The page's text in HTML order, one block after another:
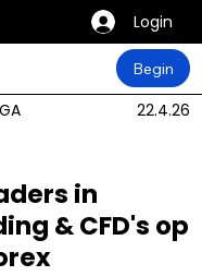
Login
Begin
22.4.26
in
& CFD's op